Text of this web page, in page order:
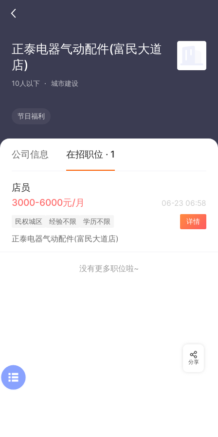
正泰电器气动配件(富民大道
店)
10人以下 城市建设
节日福利
公司信息 在招职位 · 1
店员
3000-6000元/月
06-23 06:58
民权城区 经验不限 学历不限 详情
正泰电器气动配件(富民大道店)
没有更多职位啦~
分享